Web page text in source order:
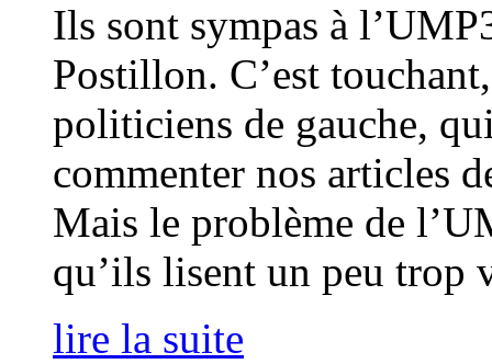
Ils sont sympas à
Postillon. C’est
politiciens de gauche,
commenter nos articles
Mais le problème de
qu’ils lisent un peu trop
lire la suite